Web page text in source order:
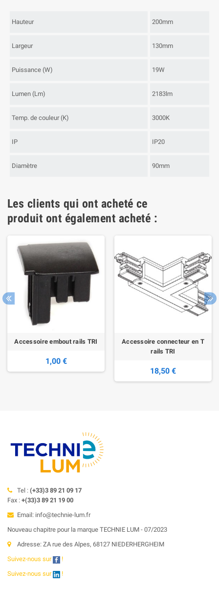
Hauteur 200mm
Largeur 130mm
Puissance (W) 19W
Lumen (Lm) 2183lm
Temp. de couleur (K) 3000K
IP IP20
Diamètre 90mm
Les clients qui ont acheté ce
produit ont également acheté :
Accessoire embout rails TRI
1,00 €
Accessoire connecteur en T
rails TRI
18,50 €
Tel : (+33)3 89 21 09 17
Fax : +(33)3 89 21 19 00
Email: info@technie-lum.fr
Nouveau chapitre pour la marque TECHNIE LUM - 07/2023
Adresse: ZA rue des Alpes, 68127 NIEDERHERGHEIM
Suivez-nous sur
!
Suivez-nous sur
!